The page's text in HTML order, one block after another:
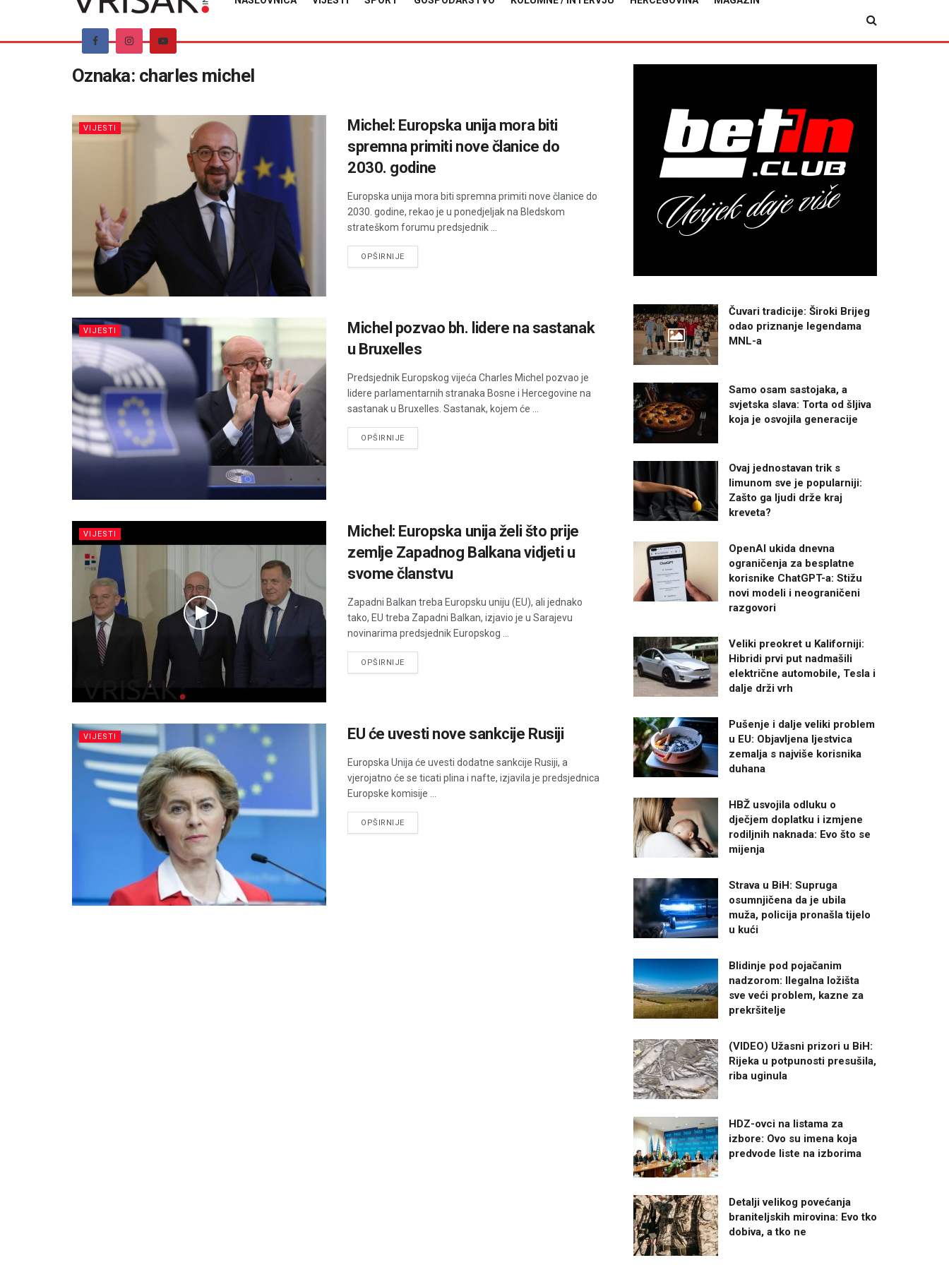
Oznaka: charles michel
VIJESTI
Michel: Europska unija mora biti
spremna primiti nove članice do
2030. godine
Europska unija mora biti spremna primiti nove članice do
2030. godine, rekao je u ponedjeljak na Bledskom
strateškom forumu predsjednik ...
OPŠIRNIJEDETAILS
VIJESTI
Michel pozvao bh. lidere na sastanak
u Bruxelles
Predsjednik Europskog vijeća Charles Michel pozvao je
lidere parlamentarnih stranaka Bosne i Hercegovine na
sastanak u Bruxelles. Sastanak, kojem će ...
OPŠIRNIJEDETAILS
VIJESTI
Michel: Europska unija želi što prije
zemlje Zapadnog Balkana vidjeti u
svome članstvu
Zapadni Balkan treba Europsku uniju (EU), ali jednako
tako, EU treba Zapadni Balkan, izjavio je u Sarajevu
novinarima predsjednik Europskog ...
OPŠIRNIJEDETAILS
VIJESTI EU će uvesti nove sankcije Rusiji
Europska Unija će uvesti dodatne sankcije Rusiji, a
vjerojatno će se ticati plina i nafte, izjavila je predsjednica
Europske komisije ...
OPŠIRNIJEDETAILS
Čuvari tradicije: Široki Brijeg
odao priznanje legendama
MNL-a
Samo osam sastojaka, a
svjetska slava: Torta od šljiva
koja je osvojila generacije
Ovaj jednostavan trik s
limunom sve je popularniji:
Zašto ga ljudi drže kraj
kreveta?
OpenAI ukida dnevna
ograničenja za besplatne
korisnike ChatGPT-a: Stižu
novi modeli i neograničeni
razgovori
Veliki preokret u Kaliforniji:
Hibridi prvi put nadmašili
električne automobile, Tesla i
dalje drži vrh
Pušenje i dalje veliki problem
u EU: Objavljena ljestvica
zemalja s najviše korisnika
duhana
HBŽ usvojila odluku o
dječjem doplatku i izmjene
rodiljnih naknada: Evo što se
mijenja
Strava u BiH: Supruga
osumnjičena da je ubila
muža, policija pronašla tijelo
u kući
Blidinje pod pojačanim
nadzorom: Ilegalna ložišta
sve veći problem, kazne za
prekršitelje
(VIDEO) Užasni prizori u BiH:
Rijeka u potpunosti presušila,
riba uginula
HDZ-ovci na listama za
izbore: Ovo su imena koja
predvode liste na izborima
Detalji velikog povećanja
braniteljskih mirovina: Evo tko
dobiva, a tko ne